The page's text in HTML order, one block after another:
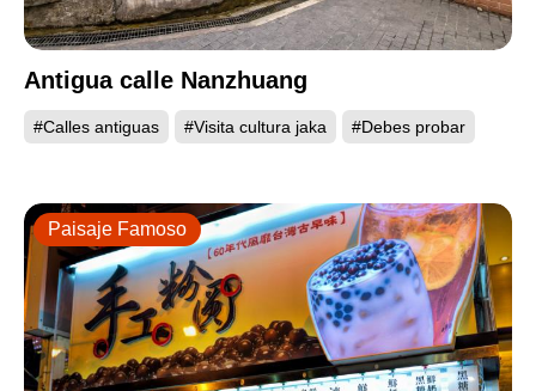
Antigua calle Nanzhuang
#Calles antiguas #Visita cultura jaka #Debes probar
Paisaje Famoso